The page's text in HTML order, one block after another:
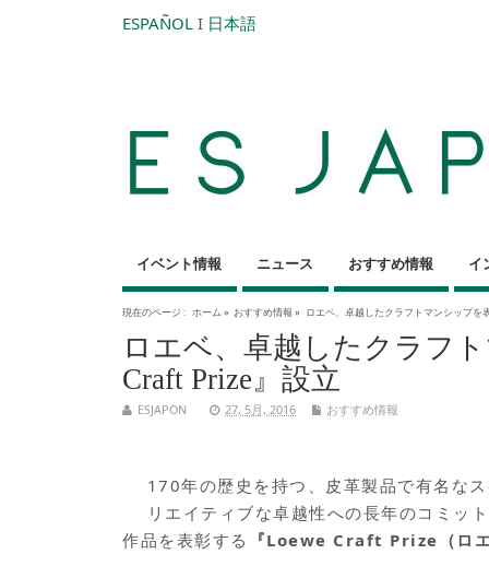
ESPAÑOL I 日本語
イベント情報 ニュース おすすめ情報 イ
現在のページ : ホーム » おすすめ情報 » ロエベ、卓越したクラフトマンシップ
ロエベ、卓越したクラフ
Craft Prize』設立
ESJAPON 27, 5月, 2016 おすすめ情報
170年の歴史を持つ、皮革製品で有名な
リエイティブな卓越性への長年のコミッ
作品を表彰する
『Loewe Craft Prize（ロ